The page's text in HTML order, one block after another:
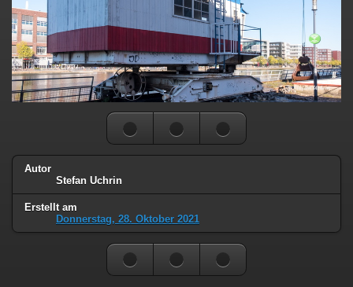
Autor
Stefan Uchrin
Erstellt am
Donnerstag, 28. Oktober 2021